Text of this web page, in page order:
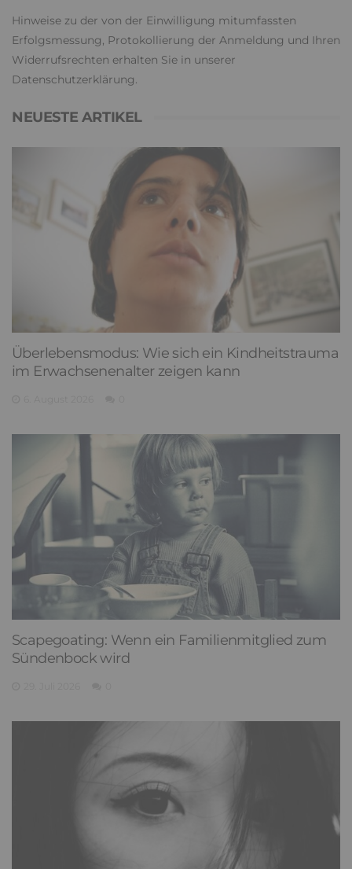
Hinweise zu der von der Einwilligung mitumfassten
Erfolgsmessung, Protokollierung der Anmeldung und Ihren
Widerrufsrechten erhalten Sie in unserer
Datenschutzerklärung.
NEUESTE ARTIKEL
Überlebensmodus: Wie sich ein Kindheitstrauma
im Erwachsenenalter zeigen kann
Scapegoating: Wenn ein Familienmitglied zum
Sündenbock wird